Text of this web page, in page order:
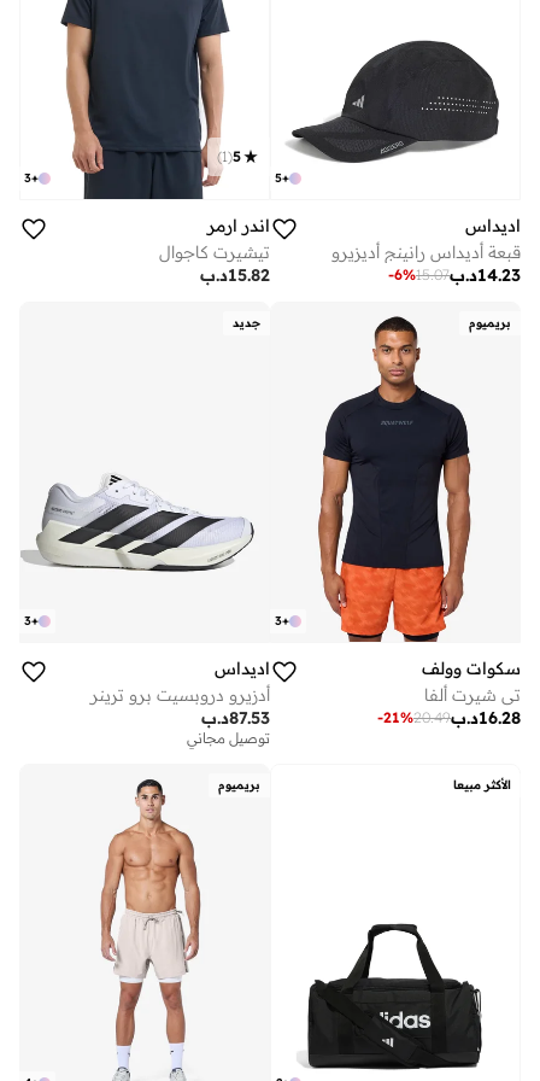
+
5
اديداس
قبعة أديداس رانينج أديزيرو
د.ب14.23
15.07
-6%
+
3
5
(
1
)
اندر ارمر
تيشيرت كاجوال
د.ب15.82
بريميوم
+
3
سكوات وولف
تي شيرت ألفا
د.ب16.28
20.49
-21%
جديد
+
3
اديداس
أدزيرو دروبسيت برو ترينر
د.ب87.53
توصيل مجاني
الأكثر مبيعا بريميوم